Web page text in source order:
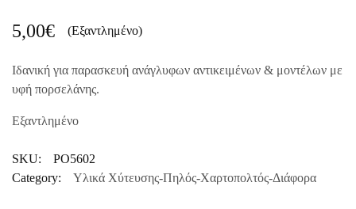
5,00€ (Εξαντλημένο)
Ιδανική για παρασκευή ανάγλυφων αντικειμένων & μοντέλων με
υφή πορσελάνης.
Εξαντλημένο
SKU:
PO5602
Category:
Υλικά Χύτευσης-Πηλός-Χαρτοπολτός-Διάφορα